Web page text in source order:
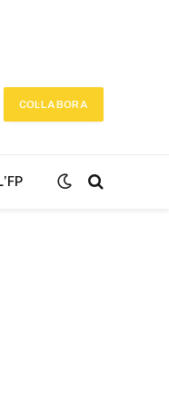
COL·LABORA